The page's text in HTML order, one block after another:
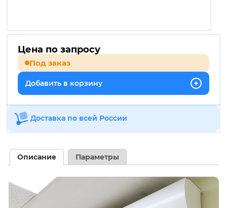
Цена по запросу
Под заказ
Добавить в корзину
Доставка по всей России
Описание Параметры